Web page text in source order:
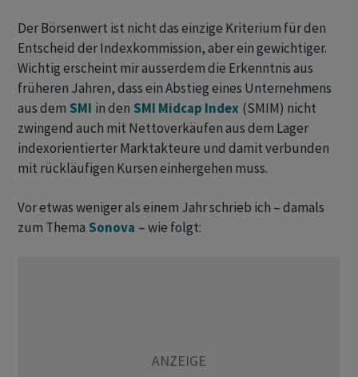
Der Börsenwert ist nicht das einzige Kriterium für den
Entscheid der Indexkommission, aber ein gewichtiger.
Wichtig erscheint mir ausserdem die Erkenntnis aus
früheren Jahren, dass ein Abstieg eines Unternehmens
aus dem SMI in den SMI Midcap Index (SMIM) nicht
zwingend auch mit Nettoverkäufen aus dem Lager
indexorientierter Marktakteure und damit verbunden
mit rückläufigen Kursen einhergehen muss.
Vor etwas weniger als einem Jahr schrieb ich – damals
zum Thema Sonova – wie folgt: